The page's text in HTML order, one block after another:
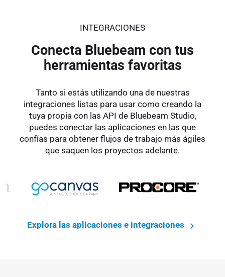
INTEGRACIONES
Conecta Bluebeam con tus
herramientas favoritas
Tanto si estás utilizando una de nuestras
integraciones listas para usar como creando la
tuya propia con las API de Bluebeam Studio,
puedes conectar las aplicaciones en las que
confías para obtener flujos de trabajo más ágiles
que saquen los proyectos adelante.
Explora las aplicaciones e integraciones